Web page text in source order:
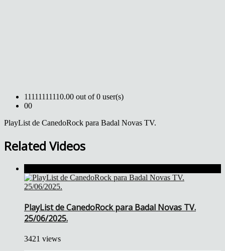
11111111110.00 out of 0 user(s)
00
PlayList de CanedoRock para Badal Novas TV.
Related Videos
PlayList de CanedoRock para Badal Novas TV.
25/06/2025.
3421 views